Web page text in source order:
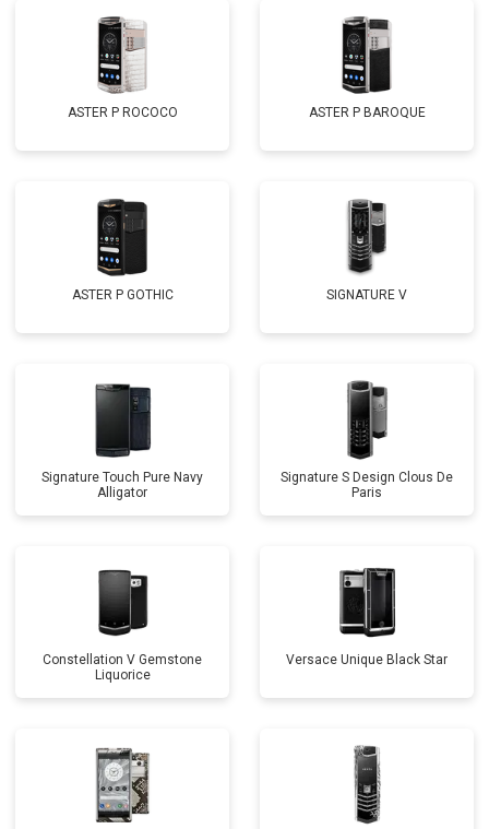
ASTER P ROCOCO ASTER P BAROQUE
ASTER P GOTHIC SIGNATURE V
Signature Touch Pure Navy
Alligator
Signature S Design Clous De
Paris
Constellation V Gemstone
Liquorice
Versace Unique Black Star